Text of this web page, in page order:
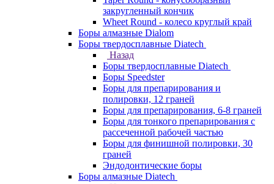
закругленный кончик
Wheet Round - колесо круглый край
Боры алмазные Dialom
Боры твердосплавные Diatech
Назад
Боры твердосплавные Diatech
Боры Speedster
Боры для препарирования и
полировки, 12 граней
Боры для препарирования, 6-8 граней
Боры для тонкого препарирования с
рассеченной рабочей частью
Боры для финишной полировки, 30
граней
Эндодонтические боры
Боры алмазные Diatech